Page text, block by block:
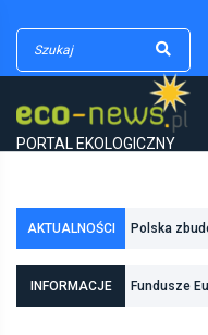
PORTAL EKOLOGICZNY
AKTUALNOŚCI Polska
INFORMACJE Fundusze